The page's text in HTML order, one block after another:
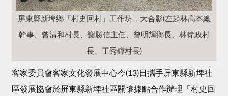
屏東縣新埤鄉「村史回村」工作坊，大合影(左起林高本總
幹事、曾清和村長、謝勝信主任、曾明輝鄉長、林偉政村
長、王秀鏵村長)
客家委員會客家文化發展中心今(13)日攜手屏東縣新埤社
區發展協會於屏東縣新埤社區關懷據點合作辦理「村史回